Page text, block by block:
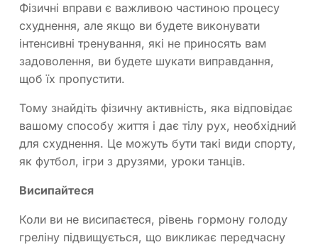
Фізичні вправи є важливою частиною процесу
схуднення, але якщо ви будете виконувати
інтенсивні тренування, які не приносять вам
задоволення, ви будете шукати виправдання,
щоб їх пропустити.
Тому знайдіть фізичну активність, яка відповідає
вашому способу життя і дає тілу рух, необхідний
для схуднення. Це можуть бути такі види спорту,
як футбол, ігри з друзями, уроки танців.
Висипайтеся
Коли ви не висипаєтеся, рівень гормону голоду
греліну підвищується, що викликає передчасну